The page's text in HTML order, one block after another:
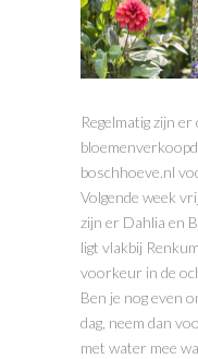
Regelmatig zijn
boschhoeve.nl
Volgende week
zijn er Dahlia en
ligt vlakbij
voorkeur in de
Ben je nog even
dag, neem dan
met water mee